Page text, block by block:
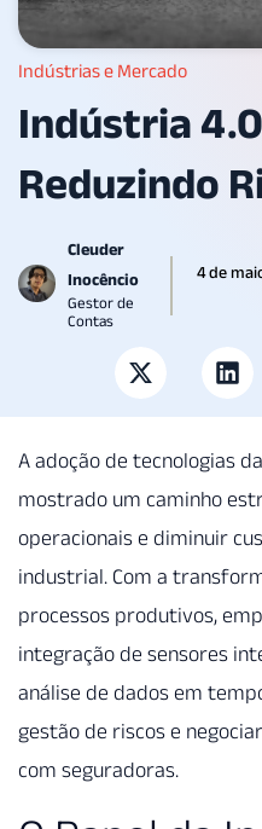
Indústrias e Mercado
Indústria
Reduzindo
Cleuder
Inocêncio
Gestor de
Contas
4 de
A adoção de tecnologias da
mostrado um caminho
operacionais e diminuir
industrial. Com a
processos produtivos,
integração de sensores
análise de dados em
gestão de riscos e
com seguradoras.